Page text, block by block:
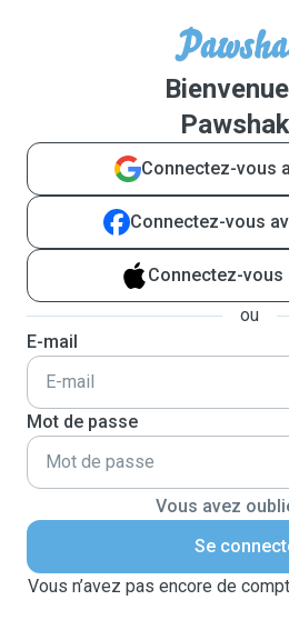
Connectez-vous
Connectez-vous
Connectez-vous
ou
E-mail
Mot de passe
Vous avez
Se
Vous n’avez pas encore de